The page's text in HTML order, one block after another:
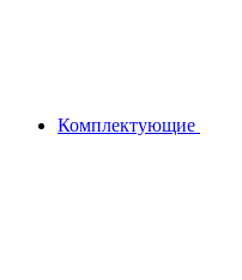
Комплектующие